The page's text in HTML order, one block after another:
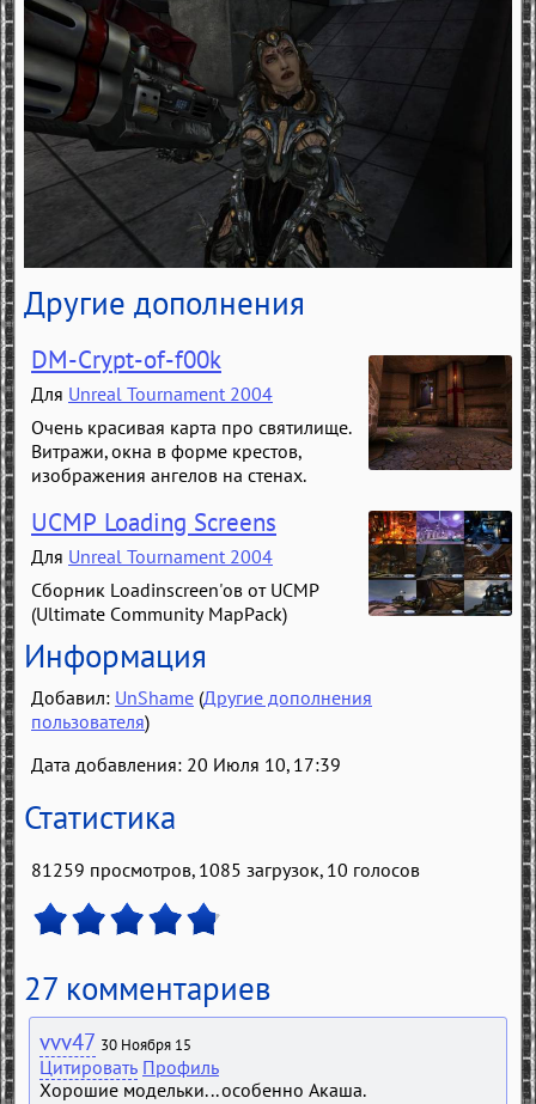
Другие дополнения
DM-Crypt-of-f00k
Для Unreal Tournament 2004
Очень красивая карта про святилище.
Витражи, окна в форме крестов,
изображения ангелов на стенах.
UCMP Loading Screens
Для Unreal Tournament 2004
Сборник Loadinscreen'ов от UCMP
(Ultimate Community MapPack)
Информация
Добавил: UnShame (Другие дополнения
пользователя)
Дата добавления: 20 Июля 10, 17:39
Статистика
81259 просмотров, 1085 загрузок, 10 голосов
27 комментариев
vvv47 30 Ноября 15
Цитировать Профиль
Хорошие модельки... особенно Акаша.